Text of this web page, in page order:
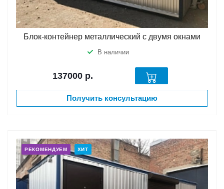
Блок-контейнер металлический с двумя окнами
В наличии
137000 р.
Получить консультацию
РЕКОМЕНДУЕМ ХИТ